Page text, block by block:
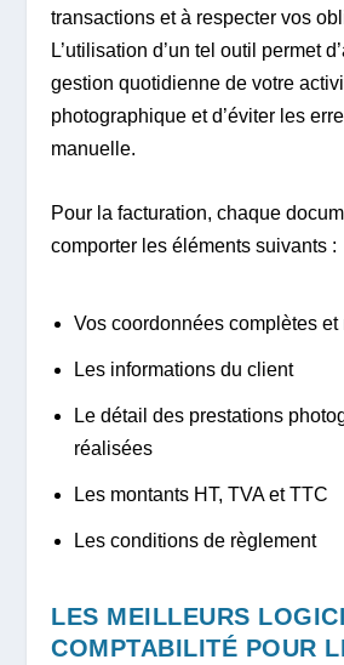
transactions et à respecter vos
L’utilisation d’un tel outil permet
gestion quotidienne de votre
photographique et d’éviter les
manuelle.
Pour la facturation, chaque
comporter les éléments suivants :
Vos coordonnées complètes
Les informations du client
Le détail des prestations
réalisées
Les montants HT, TVA et TTC
Les conditions de règlement
LES MEILLEURS
COMPTABILITÉ POUR